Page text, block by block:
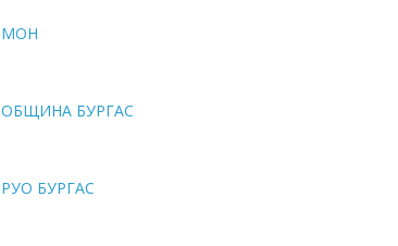
МОН
ОБЩИНА БУРГАС
РУО БУРГАС